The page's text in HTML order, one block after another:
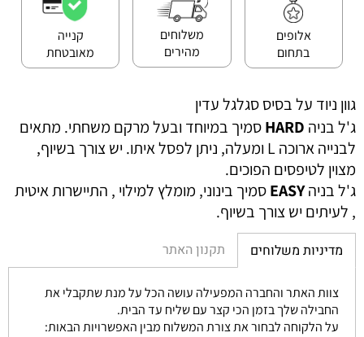
אלופים
בתחום
משלוחים
מהירים
קנייה
מאובטחת
גוון ניוד על בסיס סגלגל עדין
ג'ל בניה HARDסמיך במיוחד ובעל מרקם משחתי. מתאים
לבנייה ארוכה L ומעלה, ניתן לפסל איתו. יש צורך בשיוף,
מצוין לטיפסים הפוכים.
ג'ל בניהEASYסמיך בינוני, מומלץ למילוי , התיישרות איטית
, לעיתים יש צורך בשיוף.
מדיניות משלוחים תקנון האתר
צוות האתר והחברה המפעילה עושה הכל על מנת שתקבלי את
החבילה שלך בזמן הכי קצר עם שליח עד הבית.
על הלקוחה לבחור את צורת המשלוח מבין האפשרויות הבאות: